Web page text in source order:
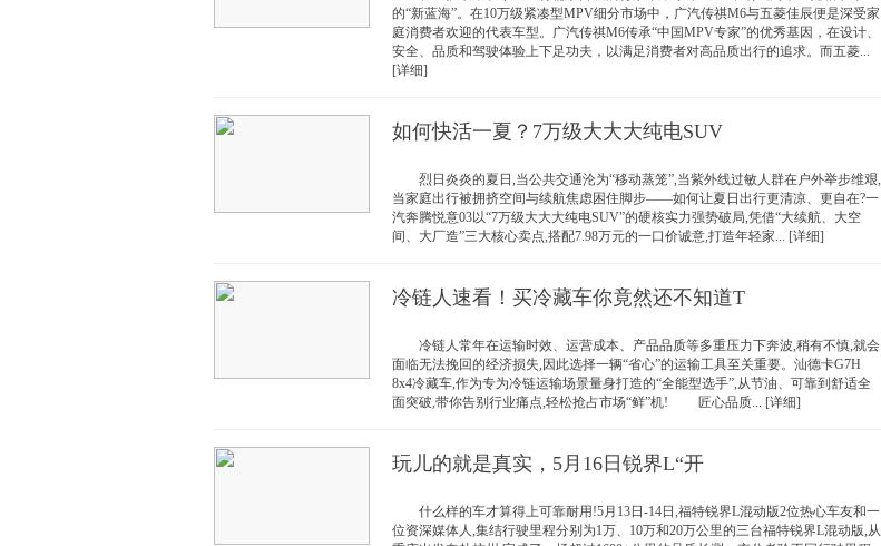
的“新蓝海”。在10万级紧凑型MPV细分市场中，广汽传祺M6与五菱佳辰便是深受家
庭消费者欢迎的代表车型。广汽传祺M6传承“中国MPV专家”的优秀基因，在设计、
安全、品质和驾驶体验上下足功夫，以满足消费者对高品质出行的追求。而五菱...
[详细]
如何快活一夏？7万级大大大纯电SUV
烈日炎炎的夏日,当公共交通沦为“移动蒸笼”,当紫外线过敏人群在户外举步维艰,
当家庭出行被拥挤空间与续航焦虑困住脚步——如何让夏日出行更清凉、更自在?一
汽奔腾悦意03以“7万级大大大纯电SUV”的硬核实力强势破局,凭借“大续航、大空
间、大厂造”三大核心卖点,搭配7.98万元的一口价诚意,打造年轻家... [详细]
冷链人速看！买冷藏车你竟然还不知道T
冷链人常年在运输时效、运营成本、产品品质等多重压力下奔波,稍有不慎,就会
面临无法挽回的经济损失,因此选择一辆“省心”的运输工具至关重要。汕德卡G7H
8x4冷藏车,作为专为冷链运输场景量身打造的“全能型选手”,从节油、可靠到舒适全
面突破,带你告别行业痛点,轻松抢占市场“鲜”机! 匠心品质... [详细]
玩儿的就是真实，5月16日锐界L“开
什么样的车才算得上可靠耐用!5月13日-14日,福特锐界L混动版2位热心车友和一
位资深媒体人,集结行驶里程分别为1万、10万和20万公里的三台福特锐界L混动版,从